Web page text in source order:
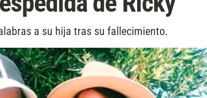
a su hija tras su fallecimiento.